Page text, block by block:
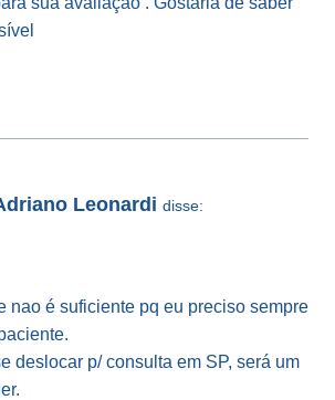
Leonardi disse:
nao é suficiente pq eu preciso sempre
deslocar p/ consulta em SP, será um